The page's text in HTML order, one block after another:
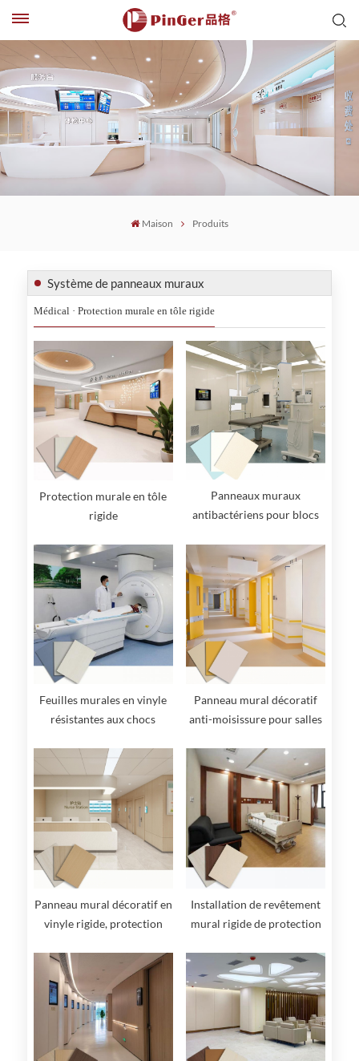
Maison Produits
Système de panneaux muraux
Médical · Protection murale en tôle rigide
Protection murale en tôle
rigide
Panneaux muraux
antibactériens pour blocs
performance et hygiène
Feuilles murales en vinyle
résistantes aux chocs
Panneau mural décoratif
anti-moisissure pour salles
Panneau mural décoratif en
vinyle rigide, protection
pour hôpitaux, couleur bois
Installation de revêtement
mural rigide de protection